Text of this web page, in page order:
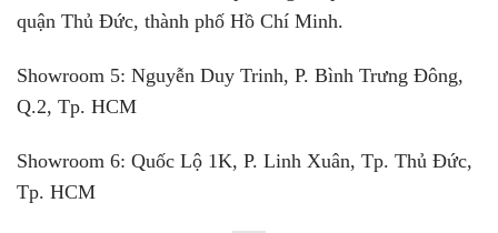
quận Thủ Đức, thành phố Hồ Chí Minh.
Showroom 5: Nguyễn Duy Trinh, P. Bình Trưng Đông,
Q.2, Tp. HCM
Showroom 6: Quốc Lộ 1K, P. Linh Xuân, Tp. Thủ Đức,
Tp. HCM